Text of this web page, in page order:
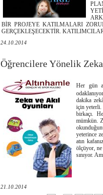
BİR PROJEYE KATILMALARI
GERÇEKLEŞECEKTİR.
24.10.2014
Öğrencilere Yönelik
Her gün
dakika
için yeterli.
birkaçı.
mümkün.
yeterince
atın
ölçüyor,
sınıyor.
21.10.2014